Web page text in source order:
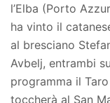
l’Elba (Porto
ha vinto il
al bresciano
Avbelj, entrambi
programma il
toccherà al San